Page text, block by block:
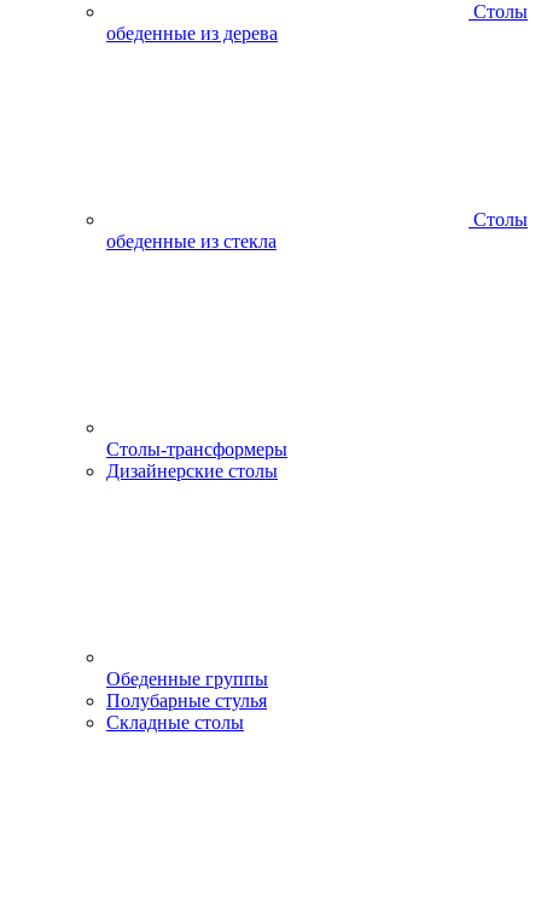
Столы
обеденные из дерева
Столы
обеденные из стекла
Столы-трансформеры
Дизайнерские столы
Обеденные группы
Полубарные стулья
Складные столы